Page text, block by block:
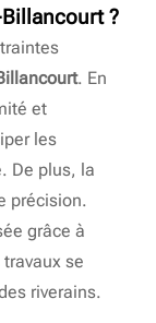
?
. En
et
les
De plus, la
précision.
grâce à
se
riverains.